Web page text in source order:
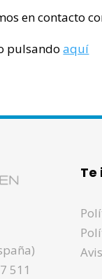
en contacto
pulsandoaquí
511
Te